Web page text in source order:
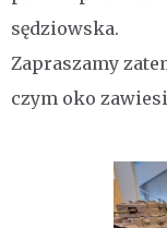
sędziowska.
Zapraszamy
czym oko